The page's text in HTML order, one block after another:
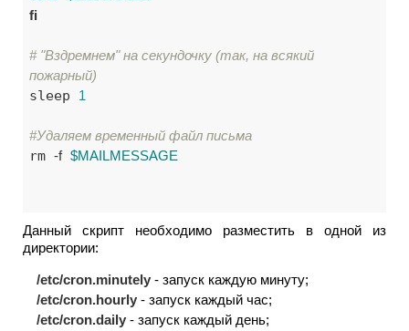
fi
# "Вздремнем" на секундочку (так, на всякий
пожарный)
sleep 1
#Удаляем временный файл письма
rm -f $MAILMESSAGE
Данный скрипт необходимо разместить в одной из
директории:
/etc/cron.minutely - запуск каждую минуту;
/etc/cron.hourly - запуск каждый час;
/etc/cron.daily - запуск каждый день;